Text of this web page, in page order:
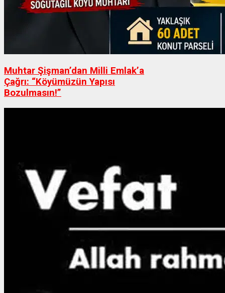
Muhtar Şişman’dan Milli Emlak’a
Çağrı: “Köyümüzün Yapısı
Bozulmasın!”